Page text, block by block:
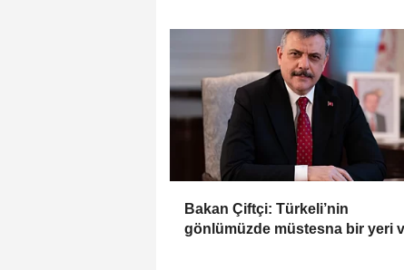
Bakan Çiftçi: Türkeli’nin
gönlümüzde müstesna bir yeri